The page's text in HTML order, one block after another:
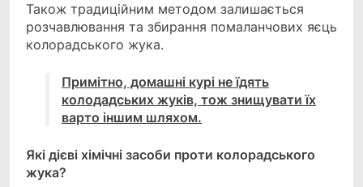
Також традиційним методом залишається
розчавлювання та збирання помаланчових яєць
колорадського жука.
Примітно, домашні курі не їдять
колодадських жуків, тож знищувати їх
варто іншим шляхом.
Які дієві хімічні засоби проти колорадського
жука?